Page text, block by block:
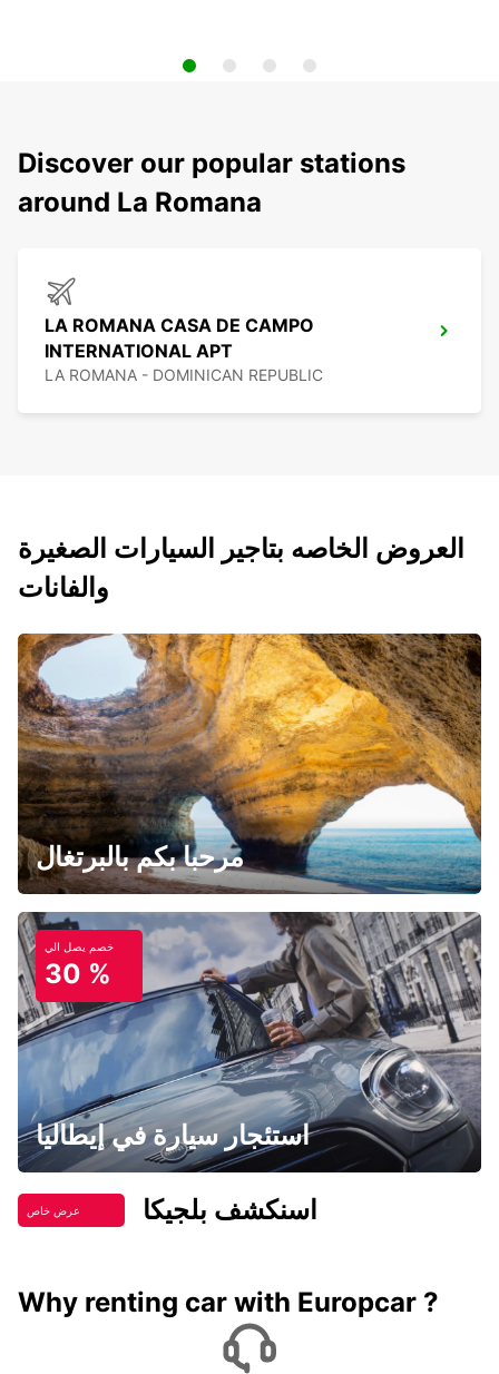
Discover our popular stations
around La Romana
LA ROMANA CASA DE CAMPO
INTERNATIONAL APT
LA ROMANA - DOMINICAN REPUBLIC
العروض الخاصه بتاجير السيارات الصغيرة
والفانات
مرحبا بكم بالبرتغال
خصم يصل الي
30 %
استئجار سيارة في إيطاليا
عرض خاص اسنكشف بلجيكا
Why renting car with Europcar ?